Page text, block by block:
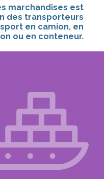
marchandises est
des transporteurs
en camion, en
ou en conteneur.